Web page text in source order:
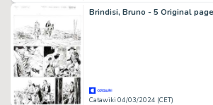
Catawiki 04/03/2024 (CET)